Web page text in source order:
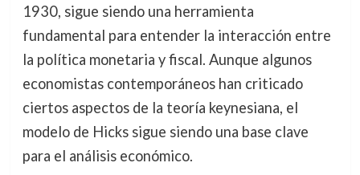
1930, sigue siendo una herramienta
fundamental para entender la interacción entre
la política monetaria y fiscal. Aunque algunos
economistas contemporáneos han criticado
ciertos aspectos de la teoría keynesiana, el
modelo de Hicks sigue siendo una base clave
para el análisis económico.